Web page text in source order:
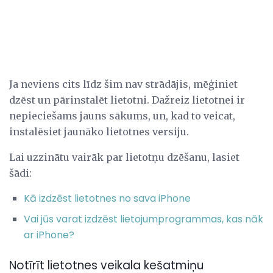
Ja neviens cits līdz šim nav strādājis, mēģiniet
dzēst un pārinstalēt lietotni. Dažreiz lietotnei ir
nepieciešams jauns sākums, un, kad to veicat,
instalēsiet jaunāko lietotnes versiju.
Lai uzzinātu vairāk par lietotņu dzēšanu, lasiet
šādi:
Kā izdzēst lietotnes no sava iPhone
Vai jūs varat izdzēst lietojumprogrammas, kas nāk
ar iPhone?
Notīrīt lietotnes veikala kešatmiņu